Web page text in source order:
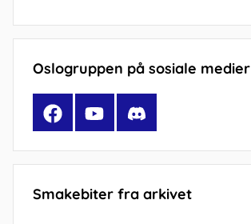
Oslogruppen på sosiale medier
FacebookYouTubeDiscord
Smakebiter fra arkivet